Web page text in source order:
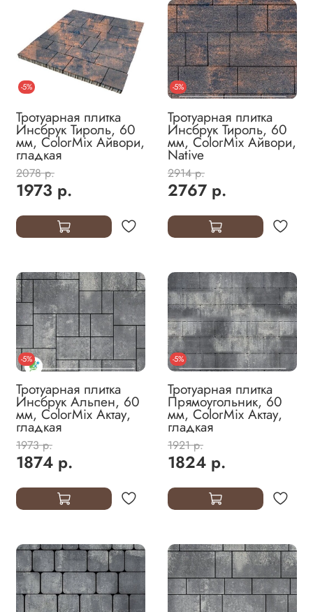
-5%
Тротуарная плитка
Инсбрук Тироль, 60
мм, ColorMix Айвори,
гладкая
2078 р.
1973 р.
-5%
Тротуарная плитка
Инсбрук Тироль, 60
мм, ColorMix Айвори,
Native
2914 р.
2767 р.
-5%
Тротуарная плитка
Инсбрук Альпен, 60
мм, ColorMix Актау,
гладкая
1973 р.
1874 р.
-5%
Тротуарная плитка
Прямоугольник, 60
мм, ColorMix Актау,
гладкая
1921 р.
1824 р.